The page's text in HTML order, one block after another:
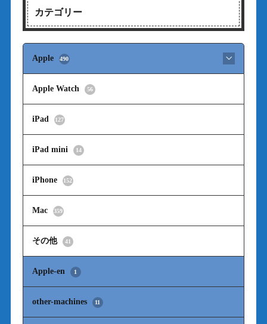
カテゴリー
Apple 490
Apple Watch 56
iPad 127
iPad mini 14
iPhone 152
Mac 359
その他 41
Apple-en 1
other-machines 11